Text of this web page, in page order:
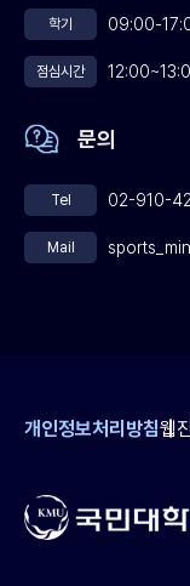
개인정보처리방침웹진
학기 09:00-
점심시간
문의
Tel 02-910-
Mail